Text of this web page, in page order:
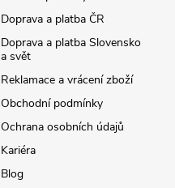
Doprava a platba ČR
Doprava a platba Slovensko
a svět
Reklamace a vrácení zboží
Obchodní podmínky
Ochrana osobních údajů
Kariéra
Blog